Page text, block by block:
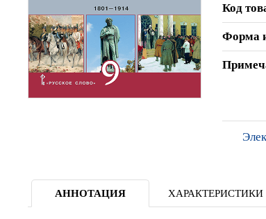
Код
Форма
АННОТАЦИЯ ХАРАКТЕРИСТИКИ